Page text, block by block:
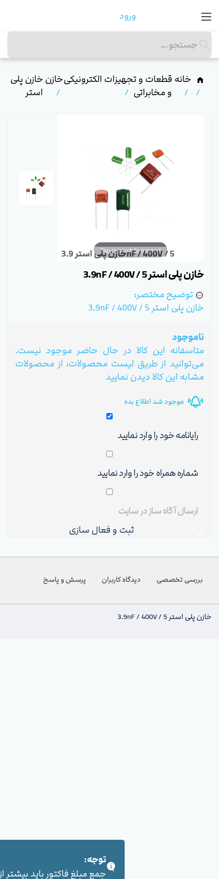
ورود
خانه قطعات و تجهیزات الکترونیکی
و مخابراتی
خازن خازن پلی
استر
توجه:
جمع مبلغ فاکتور باید بیشتر از 100,000 هزار تومان
خازن پلی استر 3.9nF / 400V / 5
Tap or pinch to expand
خازن پلی استر 3.9nF / 400V / 5
توضیح مختصر:
خازن پلی استر 3.9nF / 400V / 5
ناموجود
متاسفانه این کالا در حال حاضر موجود نیست.
می‌توانید از طریق لیست محصولات، از محصولات
مشابه این کالا دیدن نمایید
موجود شد اطلاع بده
ثبت و فعال سازی
بررسی تخصصی دیدگاه کاربران پرسش و پاسخ
خازن پلی استر 3.9nF / 400V / 5